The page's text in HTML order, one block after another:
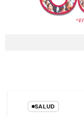
SALUD